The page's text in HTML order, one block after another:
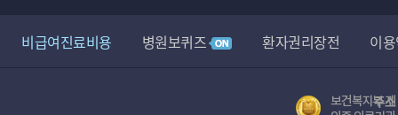
비급여진료비용 병원보퀴즈 환자권리장전 이
장례식장
주
보